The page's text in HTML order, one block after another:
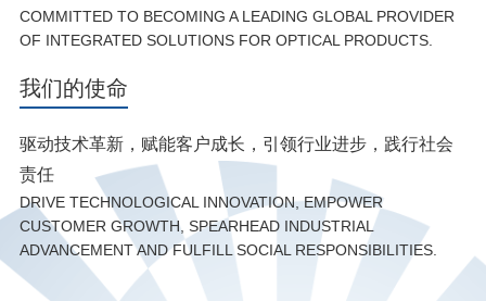
COMMITTED TO BECOMING A LEADING GLOBAL PROVIDER
OF INTEGRATED SOLUTIONS FOR OPTICAL PRODUCTS.
我们的使命
驱动技术革新，赋能客户成长，引领行业进步，践行社会
责任
DRIVE TECHNOLOGICAL INNOVATION, EMPOWER
CUSTOMER GROWTH, SPEARHEAD INDUSTRIAL
ADVANCEMENT AND FULFILL SOCIAL RESPONSIBILITIES.